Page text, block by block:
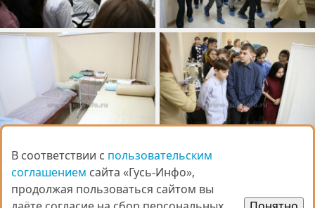
В соответствии с пользовательским
соглашением сайта «Гусь-Инфо»,
продолжая пользоваться сайтом вы
В соответствии с пользовательским
соглашением сайта «Гусь-Инфо»,
продолжая пользоваться сайтом вы